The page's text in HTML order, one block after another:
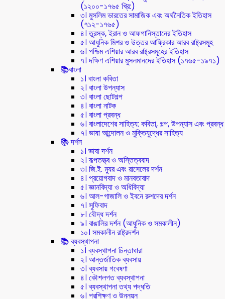
(১২০০-১৭৬৫ খ্রি:)
৩। মুসলিম ভারতের সামাজিক এবং অর্থনৈতিক ইতিহাস
(৭১২-১৭৬৫)
৪। তুরস্ক, ইরান ও আফগানিস্তানের ইতিহাস
৫। আধুনিক মিশর ও উত্তর আফ্রিকার আরব রাষ্ট্রসমূহ
৬। পশ্চিম এশিয়ার আরব রাষ্ট্রসমূহের ইতিহাস
৭। দক্ষিণ এশিয়ার মুসলমানদের ইতিহাস (১৭৬৫-১৯৭১)
📚বাংলা
১। বাংলা কবিতা
২। বাংলা উপন্যাস
৩। বাংলা ছোটগল্প
৪। বাংলা নাটক
৫। বাংলা প্রবন্ধ
৬। বাংলাদেশের সাহিত্য: কবিতা, গল্প, উপন্যাস এবং প্রবন্ধ
৭। ভাষা আন্দোলন ও মুক্তিযুদ্ধের সাহিত্য
📚 দর্শন
১। ভাষা দর্শন
২। রূপতত্ত্ব ও অস্তিত্ববাদ
৩। জি.ই. ম্যুর এবং রাসেলের দর্শন
৪। প্রয়োগবাদ ও মানবতাবাদ
৫। জ্ঞানবিদ্যা ও অধিবিদ্যা
৬। আল-গাজালি ও ইবনে রুশদের দর্শন
৭। সুফিবাদ
৮। বৌদ্ধ দর্শন
৯। বাঙালির দর্শন (আধুনিক ও সমকালীন)
১০। সমকালীন রাষ্ট্রদর্শন
📚 ব্যবস্থাপনা
১। ব্যবস্থাপনা চিন্তাধারা
২। আন্তর্জাতিক ব্যবসায়
৩। ব্যবসায় গবেষণা
৪। কৌশলগত ব্যবস্থাপনা
৫। ব্যবস্থাপনা তথ্য পদ্ধতি
৬। প্রশিক্ষণ ও উন্নয়ন